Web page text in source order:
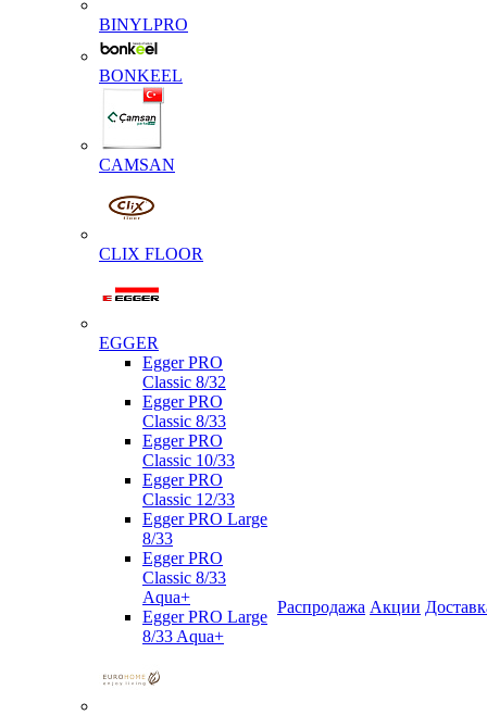
BINYLPRO
BONKEEL
CAMSAN
CLIX FLOOR
EGGER
Egger PRO
Classic 8/32
Egger PRO
Classic 8/33
Egger PRO
Classic 10/33
Egger PRO
Classic 12/33
Egger PRO Large
8/33
Egger PRO
Classic 8/33
Aqua+
Egger PRO Large
8/33 Aqua+
Распродажа Акции